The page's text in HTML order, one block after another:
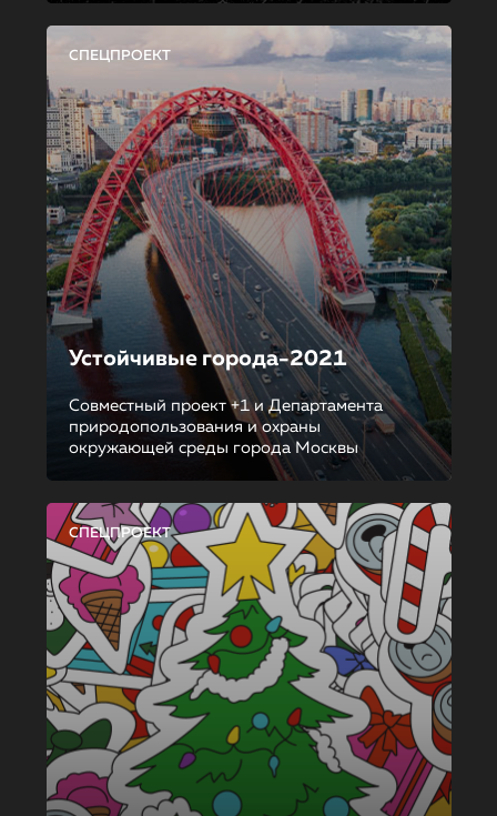
СПЕЦПРОЕКТ
Устойчивые города-2021
Совместный проект +1 и Департамента
природопользования и охраны
окружающей среды города Москвы
СПЕЦПРОЕКТ